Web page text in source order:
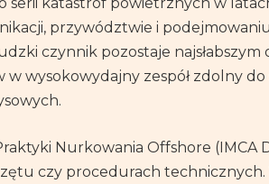
przywództwie i
czynnik pozostaje
wysokowydajny zespół zdolny do
Nurkowania Offshore (IMCA
czy procedurach